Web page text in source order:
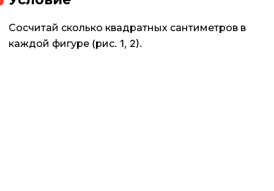
Сосчитай сколько квадратных сантиметров в
каждой фигуре (рис. 1, 2).